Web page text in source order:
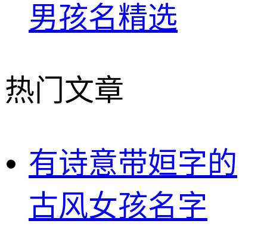
男孩名精选
热门文章
有诗意带姮字的
古风女孩名字